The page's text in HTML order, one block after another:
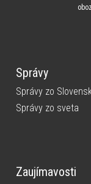
Správy
Správy zo
Správy zo sveta
Zaujímavosti